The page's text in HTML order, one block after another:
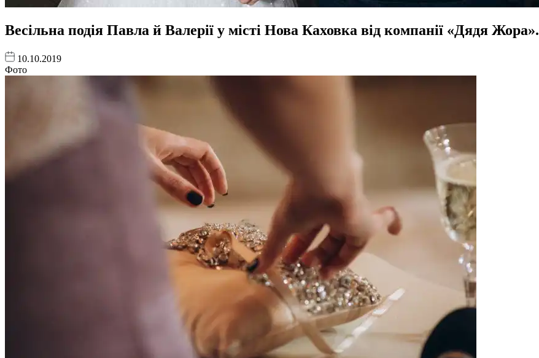
Весільна подія Павла й Валерії у місті Нова Каховка від компанії «Дядя Жора».
10.10.2019
Фото